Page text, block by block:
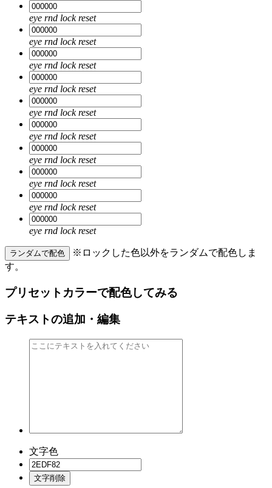
eye rnd lock reset
eye rnd lock reset
eye rnd lock reset
eye rnd lock reset
eye rnd lock reset
eye rnd lock reset
eye rnd lock reset
eye rnd lock reset
eye rnd lock reset
eye rnd lock reset
ランダムで配色
※ロックした色以外をランダムで配色しま
す。
プリセットカラーで配色してみる
テキストの追加・編集
文字色
文字削除